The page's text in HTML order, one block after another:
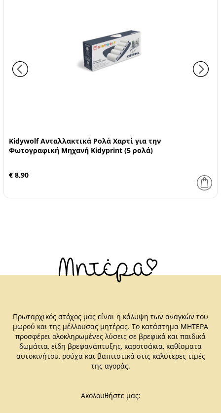
Kidywolf Ανταλλακτικά Ρολά Χαρτί για την
Φωτογραφική Μηχανή Kidyprint (5 ρολά)
€ 8,90
Πρωταρχικός στόχος μας είναι η κάλυψη των αναγκών του
μωρού και της μέλλουσας μητέρας. Το κατάστημα ΜΗΤΕΡΑ
προσφέρει ολοκληρωμένες λύσεις σε βρεφικά και παιδικά
δωμάτια, είδη βρεφανάπτυξης, καροτσάκια, καθίσματα
αυτοκινήτου, ρούχα και βαπτιστικά στις καλύτερες τιμές
της αγοράς.
Ακολουθήστε μας: